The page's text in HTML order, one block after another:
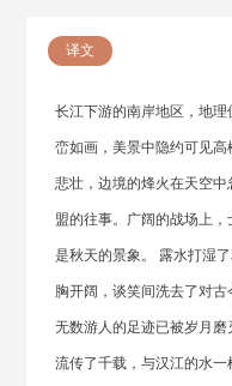
译文
长江下游的南岸地区，地
峦如画，美景中隐约可见
悲壮，边境的烽火在天空
盟的往事。广阔的战场上
是秋天的景象。 露水打湿
胸开阔，谈笑间洗去了对
无数游人的足迹已被岁月
流传了千载，与汉江的水一